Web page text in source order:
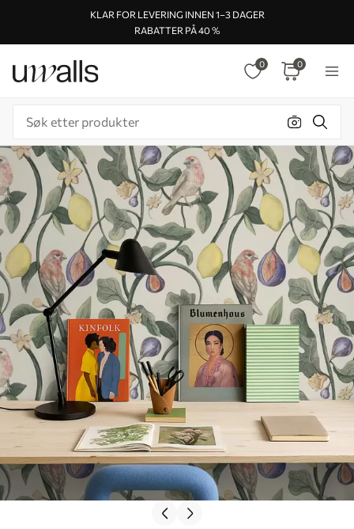
KLAR FOR LEVERING INNEN 1–3 DAGER
RABATTER PÅ 40 %
0 0